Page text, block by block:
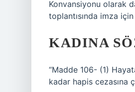
Konvansiyonu olarak
toplantısında imza için
KADINA
“Madde 106- (1)
kadar hapis cezasına